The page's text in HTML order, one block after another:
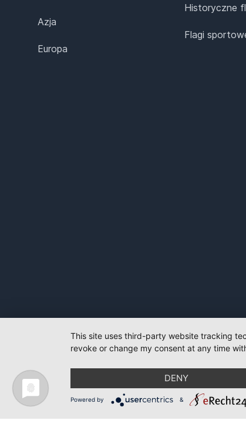
Azja
Europa
Historyczne
Flagi
This site uses third-party website tracking
revoke or change my consent at any time
DENY
Powered by &